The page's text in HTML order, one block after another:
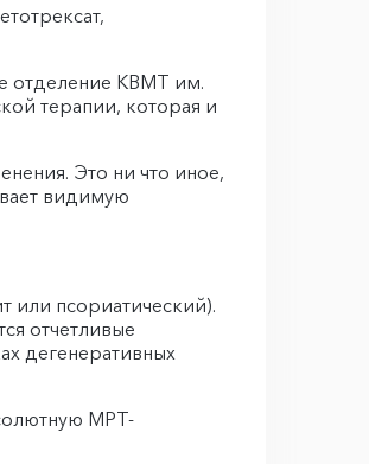
отделение КВМТ им.
терапии, которая и
Это ни что иное,
видимую
или псориатический).
отчетливые
дегенеративных
МРТ-